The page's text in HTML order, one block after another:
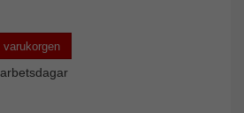
varukorgen